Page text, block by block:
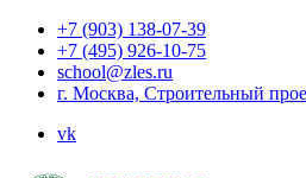
+7 (903) 138-07-39
+7 (495) 926-10-75
school@zles.ru
г. Москва, Строительный
vk